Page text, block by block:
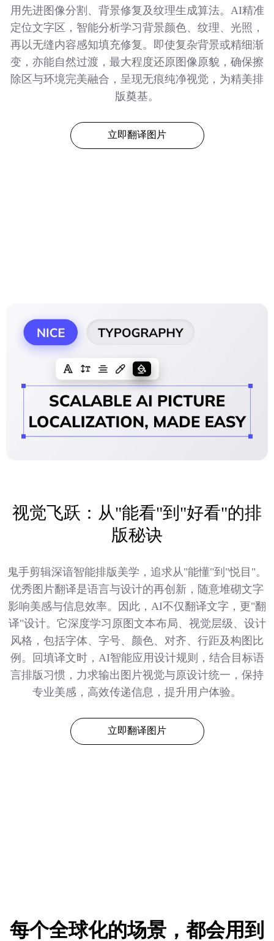
用先进图像分割、背景修复及纹理生成算法。AI精准
定位文字区，智能分析学习背景颜色、纹理、光照，
再以无缝内容感知填充修复。即使复杂背景或精细渐
变，亦能自然过渡，最大程度还原图像原貌，确保擦
除区与环境完美融合，呈现无痕纯净视觉，为精美排
版奠基。
立即翻译图片
视觉飞跃：从"能看"到"好看"的排
版秘诀
鬼手剪辑深谙智能排版美学，追求从"能懂"到"悦目"。
优秀图片翻译是语言与设计的再创新，随意堆砌文字
影响美感与信息效率。因此，AI不仅翻译文字，更"翻
译"设计。它深度学习原图文本布局、视觉层级、设计
风格，包括字体、字号、颜色、对齐、行距及构图比
例。回填译文时，AI智能应用设计规则，结合目标语
言排版习惯，力求输出图片视觉与原设计统一，保持
专业美感，高效传递信息，提升用户体验。
立即翻译图片
每个全球化的场景，都会用到